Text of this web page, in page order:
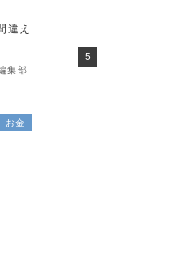
違え
集部
お金